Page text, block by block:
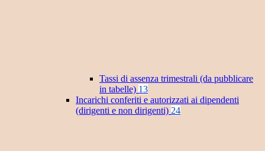
Tassi di assenza trimestrali (da pubblicare
in tabelle) 13
Incarichi conferiti e autorizzati ai dipendenti
(dirigenti e non dirigenti) 24